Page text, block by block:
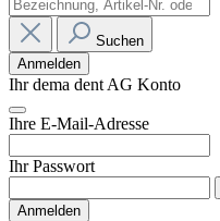
Suchen
Anmelden
Ihr dema dent AG Konto
Ihre E-Mail-Adresse
Ihr Passwort
Anmelden